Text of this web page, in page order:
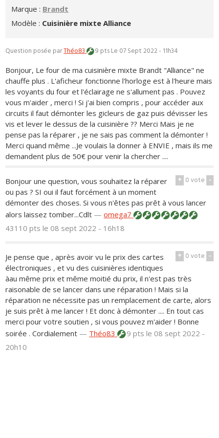
Marque : Brandt
Modèle : Cuisinière mixte Alliance
Question posée parThéo83 9 ptsLe 07 Sept 2022 - 11h34
Bonjour, Le four de ma cuisinière mixte Brandt "Alliance" ne
chauffe plus . L'aficheur fonctionne l'horloge est à l'heure mais
les voyants du four et l'éclairage ne s'allument pas . Pouvez
vous m'aider , merci ! Si j'ai bien compris , pour accéder aux
circuits il faut démonter les gicleurs de gaz puis dévisser les
vis et lever le dessus de la cuisinière ?? Merci Mais je ne
pense pas la réparer , je ne sais pas comment la démonter !
Merci quand même ...Je voulais la donner à ENVIE , mais ils me
demandent plus de 50€ pour venir la chercher ....
+ 0vote -
Bonjour une question, vous souhaitez la réparer
ou pas ? SI oui il faut forcément à un moment
démonter des choses. Si vous n'êtes pas prêt à vous lancer
alors laissez tomber...Cdlt —omega7
43110 ptsle 08 sept 2022 - 16h18
+ 0vote -
Je pense que , après avoir vu le prix des cartes
électroniques , et vu des cuisinières identiques
àau même prix et même moitié du prix, il n'est pas très
raisonable de se lancer dans une réparation ! Mais si la
réparation ne nécessite pas un remplacement de carte, alors
je suis prêt à me lancer ! Et donc à démonter .... En tout cas
merci pour votre soutien , si vous pouvez m'aider ! Bonne
soirée . Cordialement — Théo83 9 ptsle 08 sept 2022 -
20h10